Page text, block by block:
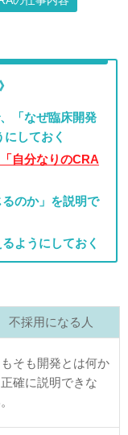
「なぜ臨床開発
しておく
「自分なりのCRA
るのか」を説明で
ようにしておく
不採用になる人
そも開発とは何か
確に説明できな